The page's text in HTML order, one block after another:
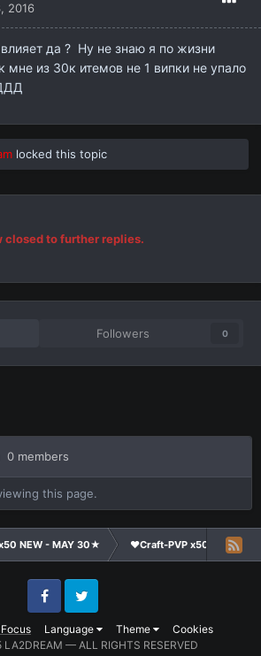
2016
да ? Ну не знаю я по жизни
мне из 30к итемов не 1 випки не упало
locked this topic
closed to further replies.
Followers 0
0 members
this page.
NEW - MAY 30★ ❤Craft-PVP x50★
Language Theme Cookies
FacebookTwitter
— ALL RIGHTS RESERVED